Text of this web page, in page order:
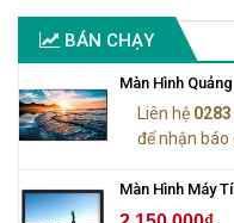
BÁN CHẠY
Màn Hình
Liên hệ
để nhận
Màn Hình Máy